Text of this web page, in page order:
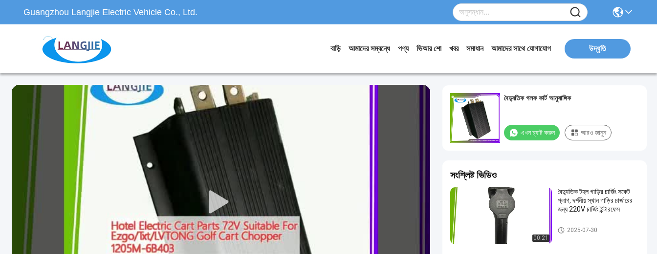
Guangzhou Langjie Electric Vehicle Co., Ltd.
বাড়ি আমাদের সম্বন্ধে পণ্য ভিআর শো খবর সমাধান আমাদের সাথে যোগাযোগ উদ্ধৃতি
বৈদ্যুতিক গলফ কার্ট আনুষাঙ্গিক
এখন চ্যাট করুন আরও জানুন
সংশ্লিষ্ট ভিডিও
00:21
বৈদ্যুতিক টহল গাড়ির চার্জিং সকেট
প্লাগ, দর্শনীয় স্থান গাড়ির চার্জারের
জন্য 220V চার্জিং ইন্টারফেস
বৈদ্যুতিক কার্ট যন্ত্রাংশ
2025-07-30